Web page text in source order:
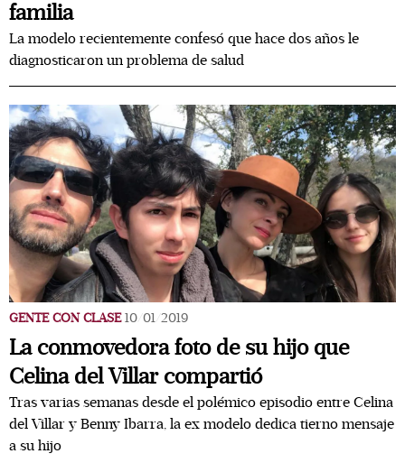
familia
La modelo recientemente confesó que hace dos años le
diagnosticaron un problema de salud
GENTE CON CLASE 10/01/2019
La conmovedora foto de su hijo que
Celina del Villar compartió
Tras varias semanas desde el polémico episodio entre Celina
del Villar y Benny Ibarra, la ex modelo dedica tierno mensaje
a su hijo